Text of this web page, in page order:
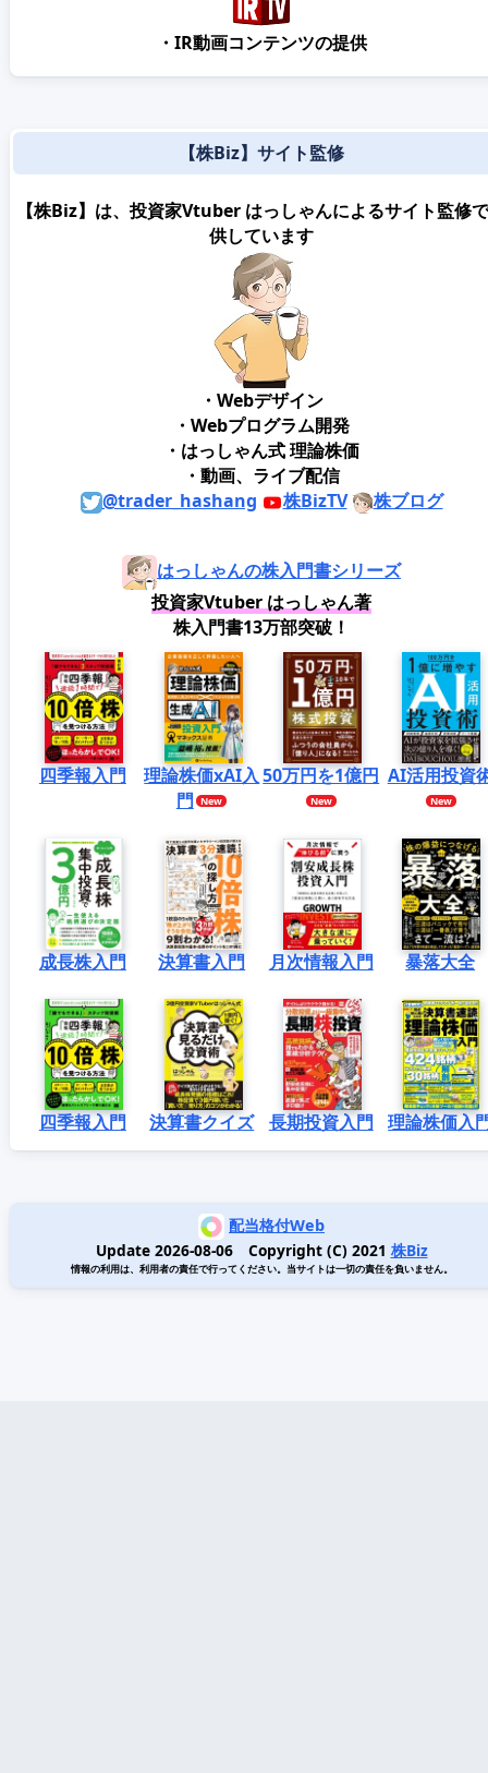
・IR動画コンテンツの提供
【株Biz】サイト監修
【株Biz】は、投資家Vtuber はっしゃんによるサイト監修
供しています
・Webデザイン
・Webプログラム開発
・はっしゃん式 理論株価
・動画、ライブ配信
@trader_hashang
株BizTV 株ブログ
はっしゃんの株入門書シリーズ
投資家Vtuber はっしゃん著
株入門書13万部突破！
四季報入門
理論株価xAI入
門
50万円を1億円 AI活用投資
成長株入門 決算書入門 月次情報入門 暴落大全
四季報入門 決算書クイズ 長期投資入門 理論株価入
配当格付Web
Update 2026-08-06 Copyright (C) 2021 株Biz
情報の利用は、利用者の責任で行ってください。当サイトは一切の責任を負いません。